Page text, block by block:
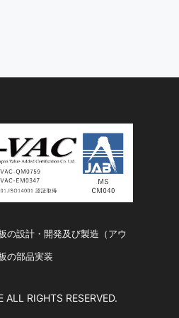
の設計・開発及び製造（アウ
の部品実装
RIGHTS RESERVED.